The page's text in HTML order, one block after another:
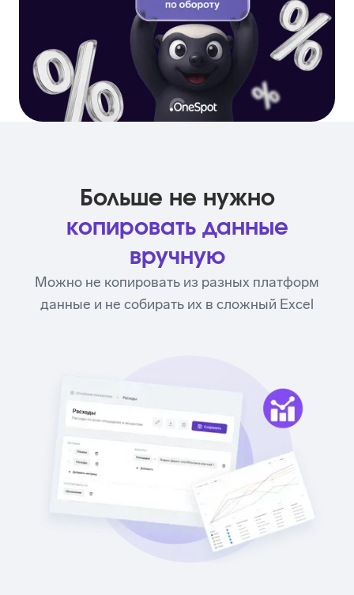
Больше не нужно
копировать данные
вручную
Можно не копировать из разных платформ
данные и не собирать их в сложный Excel